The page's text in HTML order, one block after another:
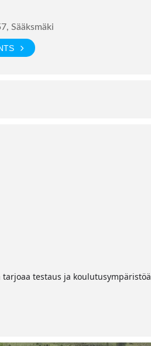
Sääksmäki
tarjoaa testaus ja koulutusympäristöä